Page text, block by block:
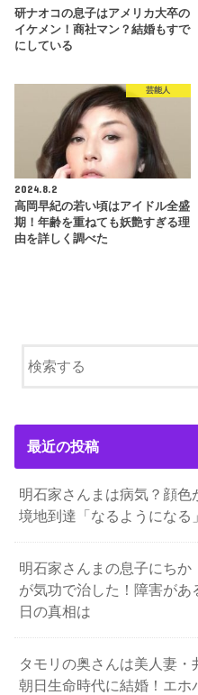
研ナオコの息子はアメリカ大卒の
イケメン！商社マン？結婚もすで
にしている
芸能人
2024.8.2
高岡早紀の若い頃はアイドル全盛
期！年齢を重ねても妖艶すぎる理
由を詳しく調べた
最近の投稿
明石家さんまは病気？顔
境地到達「なるようになる」
明石家さんまの息子にちか
が気功で治した！障害が
日の真相は
タモリの奥さんは美人妻
朝日生命時代に結婚！エホ